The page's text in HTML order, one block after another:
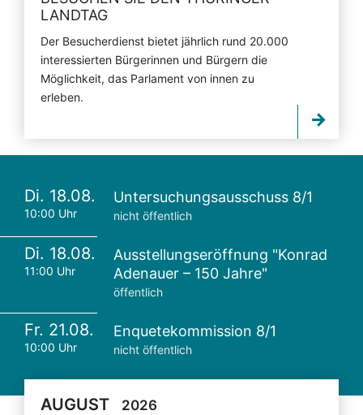
LANDTAG
Der Besucherdienst bietet jährlich rund 20.000
interessierten Bürgerinnen und Bürgern die
Möglichkeit, das Parlament von innen zu
erleben.
Di. 18.08.
10:00 Uhr
Untersuchungsausschuss 8/1
nicht öffentlich
Di. 18.08.
11:00 Uhr
Ausstellungseröffnung "Konrad
Adenauer – 150 Jahre"
öffentlich
Fr. 21.08.
10:00 Uhr
Enquetekommission 8/1
nicht öffentlich
AUGUST 2026